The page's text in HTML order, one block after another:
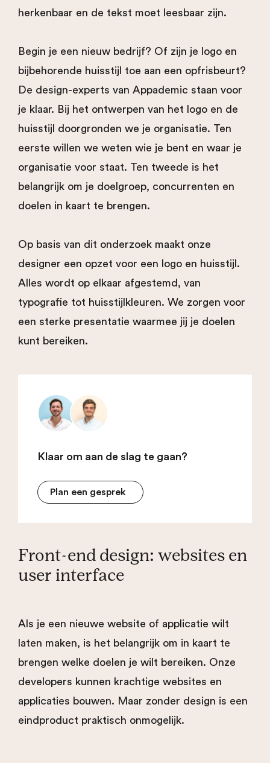
herkenbaar en de tekst moet leesbaar zijn.
Begin je een nieuw bedrijf? Of zijn je logo en
bijbehorende huisstijl toe aan een opfrisbeurt?
De design-experts van Appademic staan voor
je klaar. Bij het ontwerpen van het logo en de
huisstijl doorgronden we je organisatie. Ten
eerste willen we weten wie je bent en waar je
organisatie voor staat. Ten tweede is het
belangrijk om je doelgroep, concurrenten en
doelen in kaart te brengen.
Op basis van dit onderzoek maakt onze
designer een opzet voor een logo en huisstijl.
Alles wordt op elkaar afgestemd, van
typografie tot huisstijlkleuren. We zorgen voor
een sterke presentatie waarmee jij je doelen
kunt bereiken.
Klaar om aan de slag te gaan?
Plan een gesprek
Front-end design: websites en
user interface
Als je een nieuwe website of applicatie wilt
laten maken, is het belangrijk om in kaart te
brengen welke doelen je wilt bereiken. Onze
developers kunnen krachtige websites en
applicaties bouwen. Maar zonder design is een
eindproduct praktisch onmogelijk.